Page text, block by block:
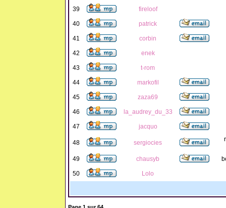
39 fireloof
40 patrick
41 corbin
42 enek
43 t-rom
44 markofil
45 zaza69
46 la_audrey_du_33
47 jacquo
48 sergiocies
49 chausyb
50 Lolo